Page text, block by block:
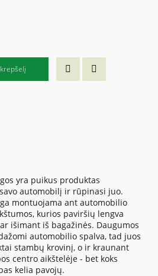
yra puikus produktas
automobilį ir rūpinasi juo.
montuojama ant automobilio
kurios paviršių lengva
išimant iš bagažinės. Daugumos
automobilio spalva, tad juos
stambų krovinį, o ir kraunant
centro aikštelėje - bet koks
kelia pavojų.